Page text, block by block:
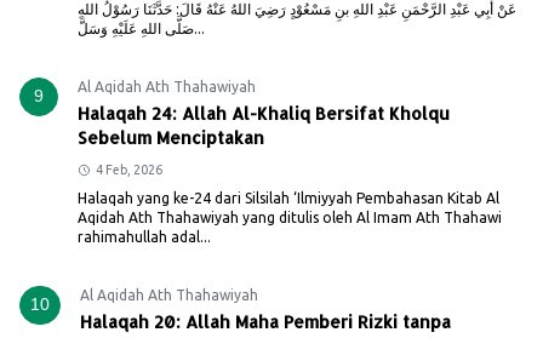
عَنْ أَبِي عَبْدِ الرَّحْمَنِ عَبْدِ اللهِ بنِ مَسْعُوْدٍ رَضِيَ اللهُ عَنْهُ قَالَ: حَدَّثَنَا رَسُوْلُ اللهِ
صَلَّى اللهِ عَلَيْهِ وَسَلَّ...
9 Al Aqidah Ath Thahawiyah
Halaqah 24: Allah Al-Khaliq Bersifat Kholqu
Sebelum Menciptakan
4 Feb, 2026
Halaqah yang ke-24 dari Silsilah ‘Ilmiyyah Pembahasan Kitab Al
Aqidah Ath Thahawiyah yang ditulis oleh Al Imam Ath Thahawi
rahimahullah adal...
10 Al Aqidah Ath Thahawiyah
Halaqah 20: Allah Maha Pemberi Rizki tanpa